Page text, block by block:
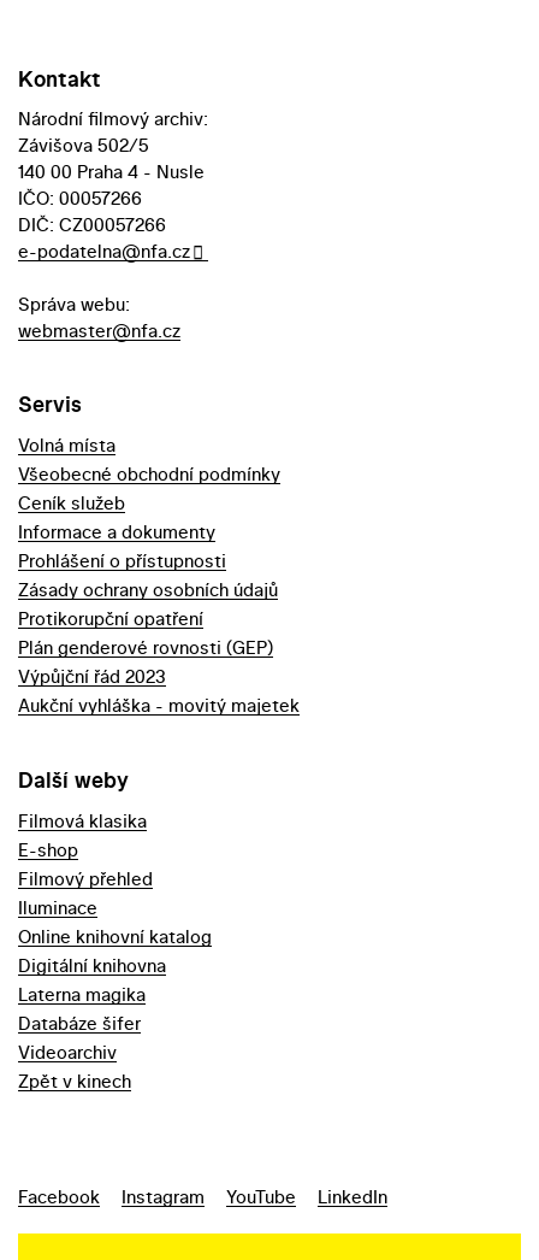
Kontakt
Národní filmový archiv:
Závišova 502/5
140 00 Praha 4 - Nusle
IČO: 00057266
DIČ: CZ00057266
e-podatelna@nfa.cz
Správa webu:
webmaster@nfa.cz
Servis
Volná místa
Všeobecné obchodní podmínky
Ceník služeb
Informace a dokumenty
Prohlášení o přístupnosti
Zásady ochrany osobních údajů
Protikorupční opatření
Plán genderové rovnosti (GEP)
Výpůjční řád 2023
Aukční vyhláška - movitý majetek
Další weby
Filmová klasika
E-shop
Filmový přehled
Iluminace
Online knihovní katalog
Digitální knihovna
Laterna magika
Databáze šifer
Videoarchiv
Zpět v kinech
Facebook Instagram YouTube LinkedIn